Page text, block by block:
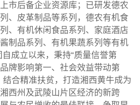
市后备企业资源库；已研发德农
、皮革制品等系列，德农有机食
、有机休闲食品系列、家庭酒店
制品系列、有机果蔬系列等有机
成立以来，秉持“质量信誉第
牌影响第一、社会效益带动第
结合精准扶贫，打造湘西黄牛成为
西州及武陵山片区经济的新跨